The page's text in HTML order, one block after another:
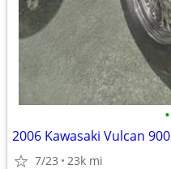
•
2006 Kawasaki Vulcan 900
7/23 23k mi